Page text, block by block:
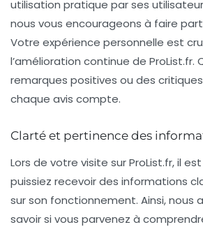
utilisation pratique par ses
nous vous encourageons à faire
Votre expérience personnelle est
l’amélioration continue de ProList.fr.
remarques positives ou des
chaque avis compte.
Clarté et pertinence des
Lors de votre visite sur ProList.fr, il
puissiez recevoir des informations
sur son fonctionnement. Ainsi, nous
savoir si vous parvenez à